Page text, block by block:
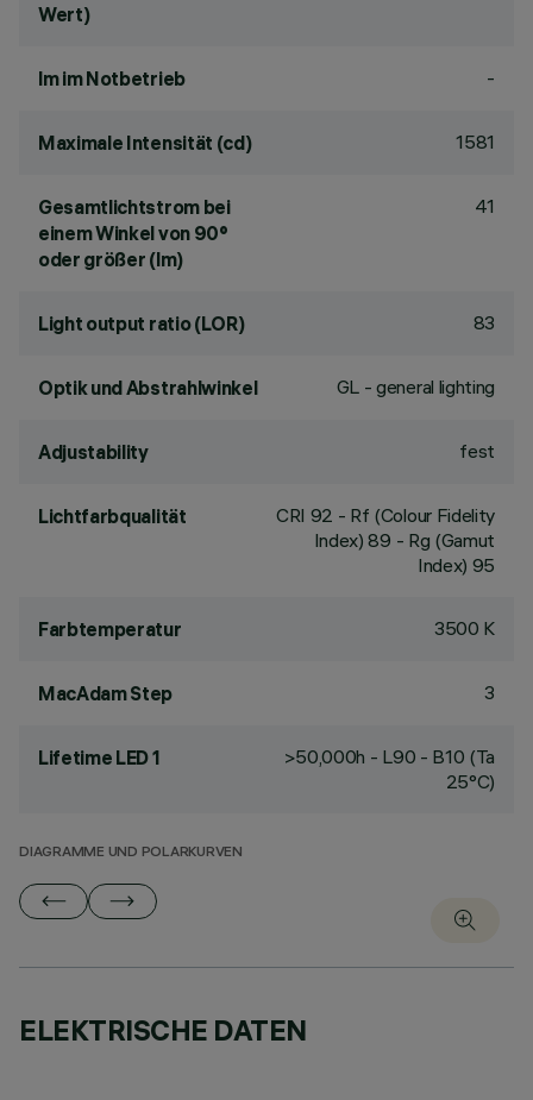
Wert)
lm im Notbetrieb -
Maximale Intensität (cd) 1581
Gesamtlichtstrom bei
einem Winkel von 90°
oder größer (lm)
41
Light output ratio (LOR) 83
Optik und Abstrahlwinkel GL - general lighting
Adjustability fest
Lichtfarbqualität CRI 92 - Rf (Colour Fidelity
Index) 89 - Rg (Gamut
Index) 95
Farbtemperatur 3500 K
MacAdam Step 3
Lifetime LED 1
>50,000h - L90 - B10 (Ta
25°C)
DIAGRAMME UND POLARKURVEN
ELEKTRISCHE DATEN